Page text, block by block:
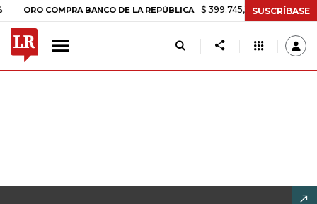
COMPRA BANCO DE LA REPÚBLICA $ 399.745,16 +$ 2.295,71 +0,58%
SUSCRÍBASE